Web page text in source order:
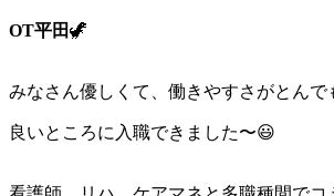
OT平田🦖
みなさん優しくて、働きやすさがとんで
良いところに入職できました〜😃